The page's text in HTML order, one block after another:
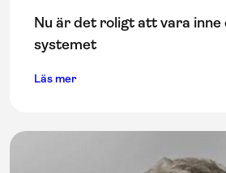
Nu är det roligt att vara inne
systemet
Läs mer